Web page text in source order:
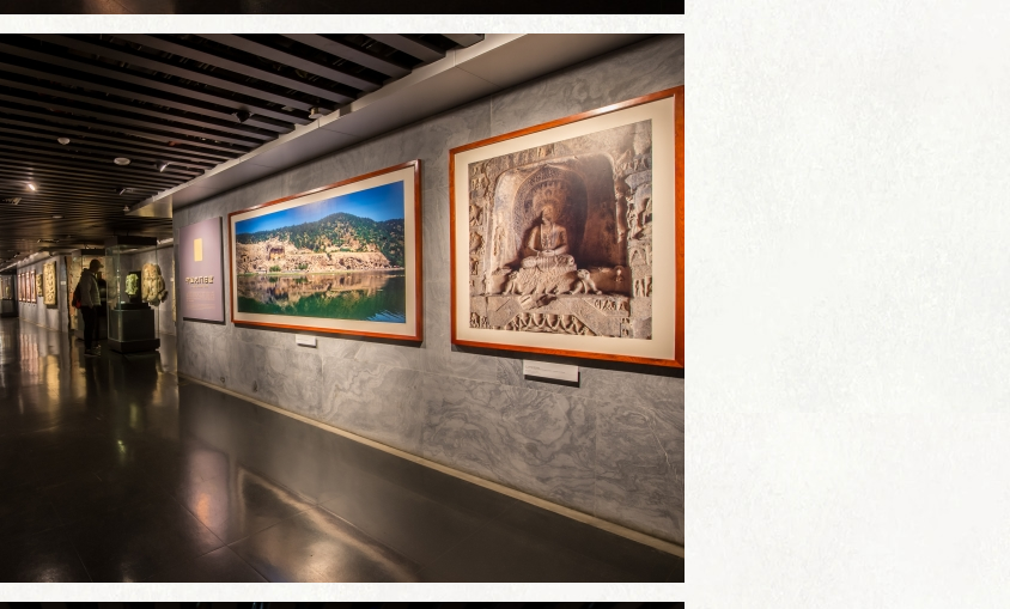
公众教育
志愿服务
研学旅游
文创产品
公示公告
工作动态
媒体关注
历史沿革
领导班子
机构设置
学术委员会